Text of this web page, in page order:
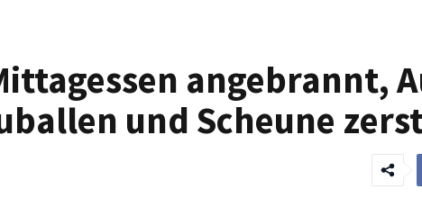
angebrannt,
und Scheune